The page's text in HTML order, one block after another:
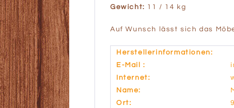
Gewicht: 11 / 14 kg
Auf Wunsch lässt sich das
Herstellerinformationen:
E-Mail :
Internet:
Name:
Ort: